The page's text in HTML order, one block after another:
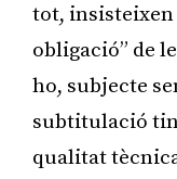
tot, insisteixen
obligació” de
ho, subjecte
subtitulació
qualitat